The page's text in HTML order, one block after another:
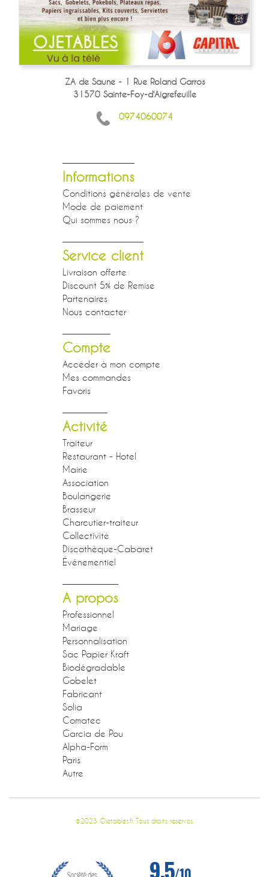
ZA de Saune - 1 Rue Roland Garros
31570 Sainte-Foy-d'Aigrefeuille
0974060074
Informations
Conditions générales de vente
Mode de paiement
Qui sommes nous ?
Service client
Livraison offerte
Discount 5% de Remise
Partenaires
Nous contacter
Compte
Accéder à mon compte
Mes commandes
Favoris
Activité
Traiteur
Restaurant - Hotel
Mairie
Association
Boulangerie
Brasseur
Charcutier-traiteur
Collectivité
Discothèque-Cabaret
Événementiel
A propos
Professionnel
Mariage
Personnalisation
Sac Papier Kraft
Biodégradable
Gobelet
Fabricant
Solia
Comatec
Garcia de Pou
Alpha-Form
Paris
Autre
©2023 Ojetables.fr Tous droits réservés.